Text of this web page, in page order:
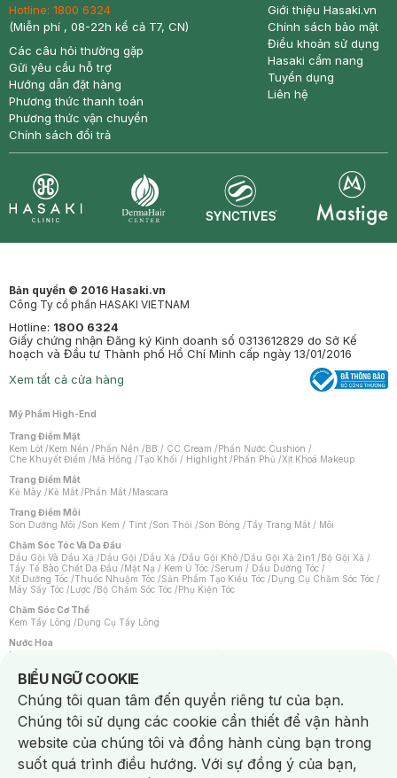
Hotline: 1800 6324
(Miễn phí , 08-22h kể cả T7, CN)
Các câu hỏi thường gặp
Gửi yêu cầu hỗ trợ
Hướng dẫn đặt hàng
Phương thức thanh toán
Phương thức vận chuyển
Chính sách đổi trả
Giới thiệu Hasaki.vn
Chính sách bảo mật
Điều khoản sử dụng
Hasaki cẩm nang
Tuyển dụng
Liên hệ
Bản quyền © 2016 Hasaki.vn
Công Ty cổ phần HASAKI VIETNAM
Hotline: 1800 6324
Giấy chứng nhận Đăng ký Kinh doanh số 0313612829 do Sở Kế
hoạch và Đầu tư Thành phố Hồ Chí Minh cấp ngày 13/01/2016
Xem tất cả cửa hàng
Mỹ Phẩm High-End
Trang Điểm Mặt
Kem Lót /Kem Nền /Phấn Nền /BB / CC Cream /Phấn Nước Cushion /
Che Khuyết Điểm /Má Hồng /Tạo Khối / Highlight /Phấn Phủ /Xịt Khoá Makeup
Trang Điểm Mắt
Kẻ Mày /Kẻ Mắt /Phấn Mắt /Mascara
Trang Điểm Môi
Son Dưỡng Môi /Son Kem / Tint /Son Thỏi /Son Bóng /Tẩy Trang Mắt / Môi
Chăm Sóc Tóc Và Da Đầu
Dầu Gội Và Dầu Xả /Dầu Gội /Dầu Xả /Dầu Gội Khô /Dầu Gội Xả 2in1 /Bộ Gội Xả /
Tẩy Tế Bào Chết Da Đầu /Mặt Nạ / Kem Ủ Tóc /Serum / Dầu Dưỡng Tóc /
Xịt Dưỡng Tóc /Thuốc Nhuộm Tóc /Sản Phẩm Tạo Kiểu Tóc /Dụng Cụ Chăm Sóc Tóc /
Máy Sấy Tóc /Lược /Bộ Chăm Sóc Tóc /Phụ Kiện Tóc
Chăm Sóc Cơ Thể
Kem Tẩy Lông /Dụng Cụ Tẩy Lông
Nước Hoa
Nước Hoa Nữ
Chăm Sóc Cá Nhân
Chống Muỗi /Khẩu Trang /Máy Massage/Mặt Nạ Xông Hơi /Nước Rửa Tay/
Sản Phẩm Chăm Sóc Khác /Bàn Chải Đánh Răng /Bàn Chải Điện/
Hỗ Trợ Trắng Răng/Kem Đánh Răng /Máy Tăm Nước/ Nước Súc Miệng/
Tăm / Chỉ Nha Khoa/ Xịt Thơm Miệng / Dung Dịch Vệ Sinh/Dưỡng Vùng Kín/
Khăn Ướt Vệ Sinh Vùng Kín/Băng Vệ Sinh/Tampon/Bọt Cạo Râu /Dao Cạo Râu/
Máy Cạo Râu
Vấn Đề Về Da
BIỂU NGỮ COOKIE
Notice about cookies usage
Chúng tôi quan tâm đến quyền riêng tư của bạn.
Chúng tôi sử dụng các cookie cần thiết để vận hành
website của chúng tôi và đồng hành cùng bạn trong
suốt quá trình điều hướng. Với sự đồng ý của bạn,